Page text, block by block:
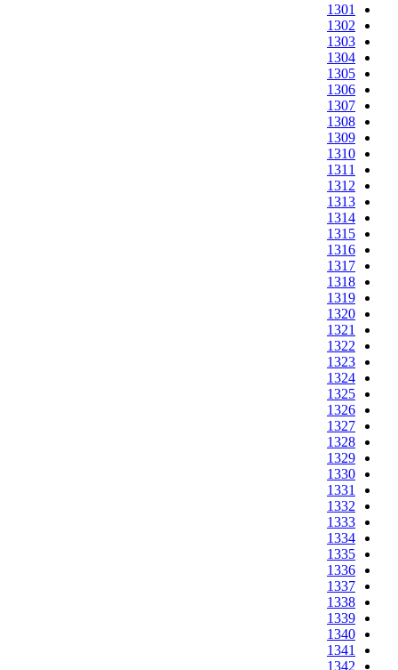
1301
1302
1303
1304
1305
1306
1307
1308
1309
1310
1311
1312
1313
1314
1315
1316
1317
1318
1319
1320
1321
1322
1323
1324
1325
1326
1327
1328
1329
1330
1331
1332
1333
1334
1335
1336
1337
1338
1339
1340
1341
1342